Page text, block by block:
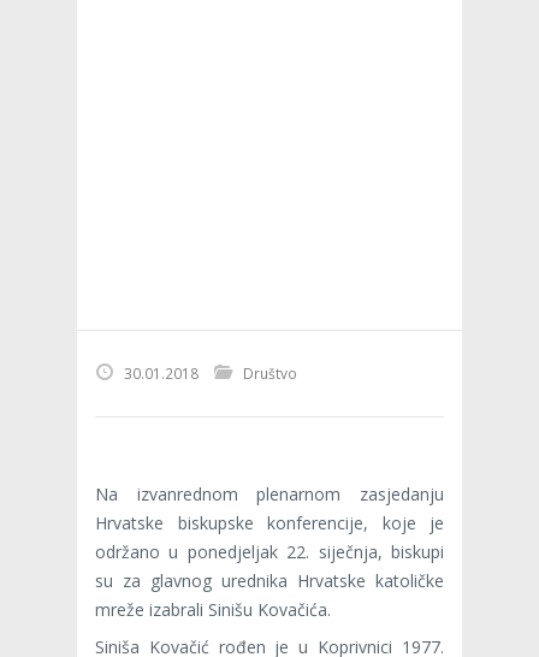
30.01.2018 Društvo
Na izvanrednom plenarnom zasjedanju
Hrvatske biskupske konferencije, koje je
održano u ponedjeljak 22. siječnja, biskupi
su za glavnog urednika Hrvatske katoličke
mreže izabrali Sinišu Kovačića.
Siniša Kovačić rođen je u Koprivnici 1977.